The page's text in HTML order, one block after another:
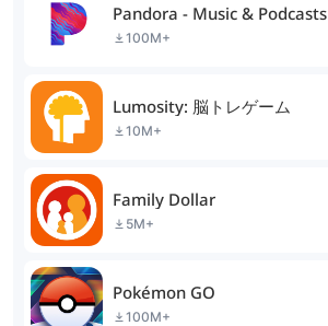
Pandora - Music & Podcasts
100M+
Lumosity: 脳トレゲーム
10M+
Family Dollar
5M+
Pokémon GO
100M+